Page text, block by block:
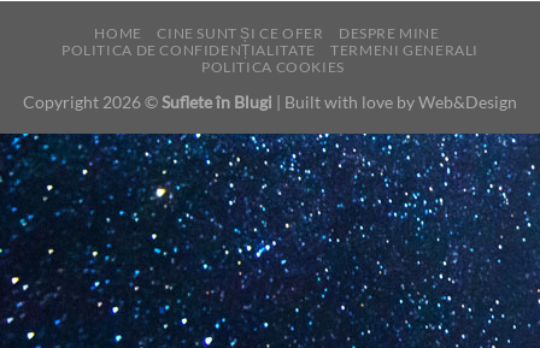
HOME CINE SUNT ȘI CE OFER
DESPRE MINE
POLITICA DE CONFIDENȚIALITATE
TERMENI GENERALI
POLITICA COOKIES
Copyright 2026 ©Suflete în Blugi | Built with love byWeb&Design